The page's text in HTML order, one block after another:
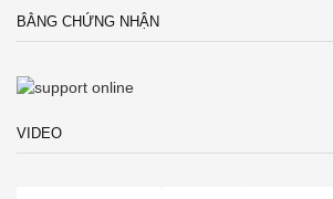
BẰNG CHỨNG NHẬN
VIDEO